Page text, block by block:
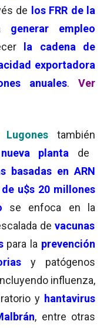
de
los FRR de la
generar empleo
la cadena de
exportadora
anuales. Ver
Lugones también
planta de
basadas en ARN
u$s 20 millones
se enfoca en la
de vacunas
para la prevención
y patógenos
influenza,
y hantavirus
, entre otras